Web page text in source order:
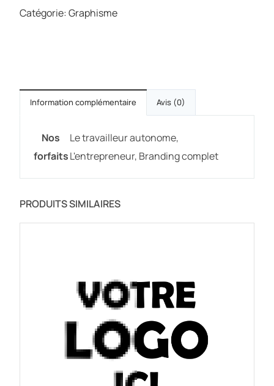
Catégorie:Graphisme
Information complémentaire Avis (0)
Nos
forfaits
Le travailleur autonome,
L'entrepreneur, Branding complet
PRODUITS SIMILAIRES